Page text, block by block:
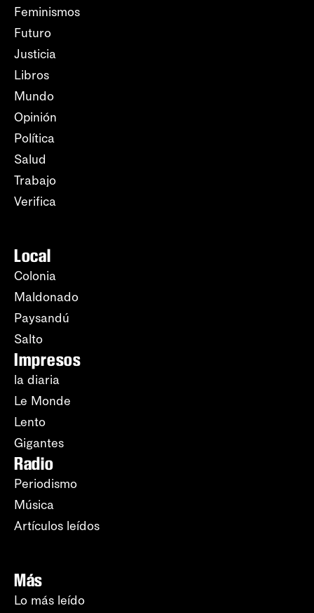
Feminismos
Futuro
Justicia
Libros
Mundo
Opinión
Política
Salud
Trabajo
Verifica
Local
Colonia
Maldonado
Paysandú
Salto
Impresos
la diaria
Le Monde
Lento
Gigantes
Radio
Periodismo
Música
Artículos leídos
Más
Lo más leído